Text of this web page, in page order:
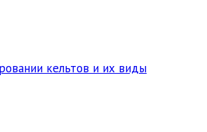
кельтов и их виды